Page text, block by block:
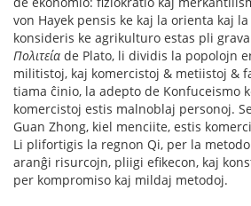
von Hayek pensis ke kaj la orienta kaj
konsideris ke agrikulturo estas pli
Πολιτεία de Plato, li dividis la popolojn
militistoj, kaj komercistoj & metiistoj &
tiama ĉinio, la adepto de Konfuceismo
komercistoj estis malnoblaj personoj.
Guan Zhong, kiel menciite, estis
Li plifortigis la regnon Qi, per la
aranĝi risurcojn, pliigi efikecon, kaj
per kompromiso kaj mildaj metodoj.